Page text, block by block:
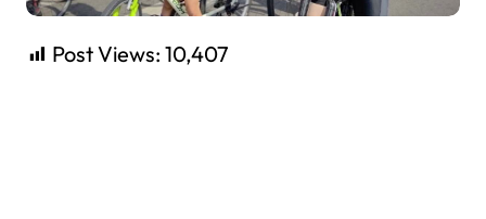
Post Views: 10,407